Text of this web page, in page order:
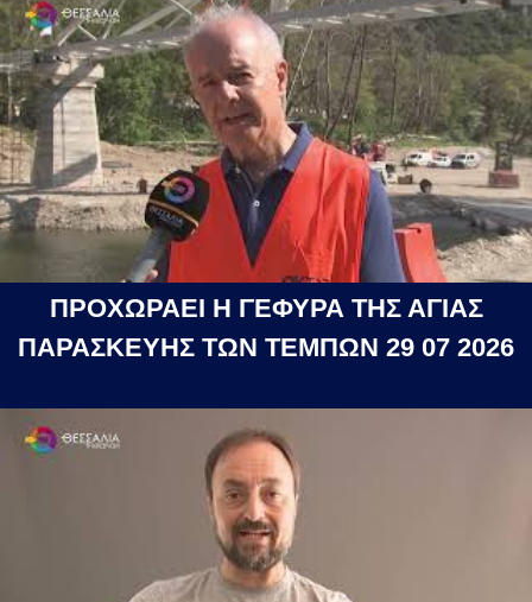
ΠΡΟΧΩΡΑΕΙ Η ΓΕΦΥΡΑ ΤΗΣ ΑΓΙΑΣ
ΠΑΡΑΣΚΕΥΗΣ ΤΩΝ ΤΕΜΠΩΝ 29 07 2026